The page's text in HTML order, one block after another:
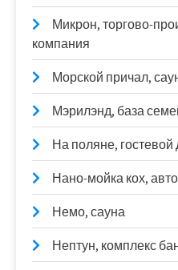
Микрон, торгово-
компания
Морской причал,
Мэрилэнд, база
На поляне, гостевой
Нано-мойка кох,
Немо, сауна
Нептун, комплекс